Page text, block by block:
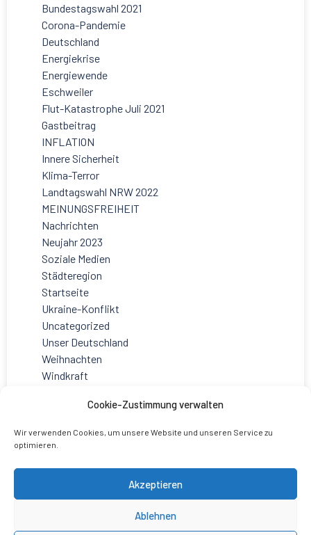
Cookie-Zustimmung verwalten
Wir verwenden Cookies, um unsere Website und unseren Service zu
optimieren.
Akzeptieren
Ablehnen
Bundestagswahl 2021
Corona-Pandemie
Deutschland
Energiekrise
Energiewende
Eschweiler
Flut-Katastrophe Juli 2021
Gastbeitrag
INFLATION
Innere Sicherheit
Klima-Terror
Landtagswahl NRW 2022
MEINUNGSFREIHEIT
Nachrichten
Neujahr 2023
Soziale Medien
Städteregion
Startseite
Ukraine-Konflikt
Uncategorized
Unser Deutschland
Weihnachten
Windkraft